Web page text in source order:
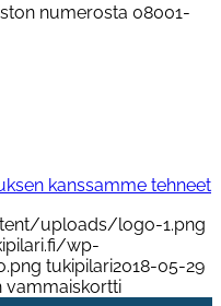
kanssamme tehneet
numerosta 08001-
uploads/logo-1.png
wp-
tukipilari2018-05-29
vammaiskortti